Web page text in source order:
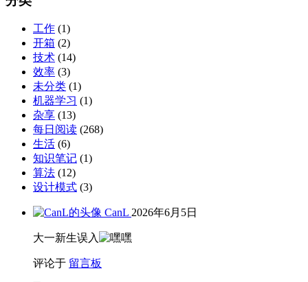
工作 (1)
开箱 (2)
技术 (14)
效率 (3)
未分类 (1)
机器学习 (1)
杂享 (13)
每日阅读 (268)
生活 (6)
知识笔记 (1)
算法 (12)
设计模式 (3)
CanL 2026年6月5日
大一新生误入
评论于 留言板